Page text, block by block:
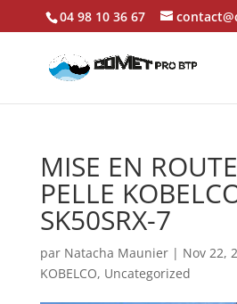
04 98 10 36 67
MISE EN
PELLE
SK50SRX-7
par Natacha Maunier| Nov 22,
KOBELCO, Uncategorized